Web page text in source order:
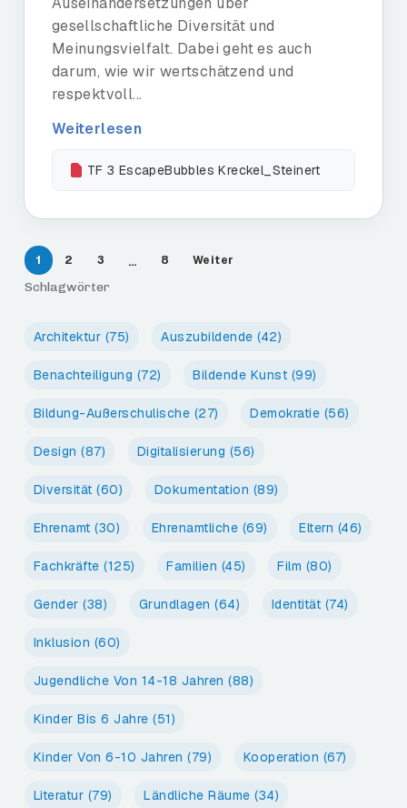
gesellschaftliche Diversität und
Meinungsvielfalt. Dabei geht es auch
darum, wie wir wertschätzend und
respektvoll...
Weiterlesen
TF 3 EscapeBubbles Kreckel_Steinert
1 2 3 … 8 Weiter
Schlagwörter
Architektur (75) Auszubildende (42)
Benachteiligung (72) Bildende Kunst (99)
Bildung-Außerschulische (27) Demokratie (56)
Design (87) Digitalisierung (56)
Diversität (60) Dokumentation (89)
Ehrenamt (30) Ehrenamtliche (69) Eltern (46)
Fachkräfte (125) Familien (45) Film (80)
Gender (38) Grundlagen (64) Identität (74)
Inklusion (60)
Jugendliche Von 14-18 Jahren (88)
Kinder Bis 6 Jahre (51)
Kinder Von 6-10 Jahren (79) Kooperation (67)
Literatur (79) Ländliche Räume (34)